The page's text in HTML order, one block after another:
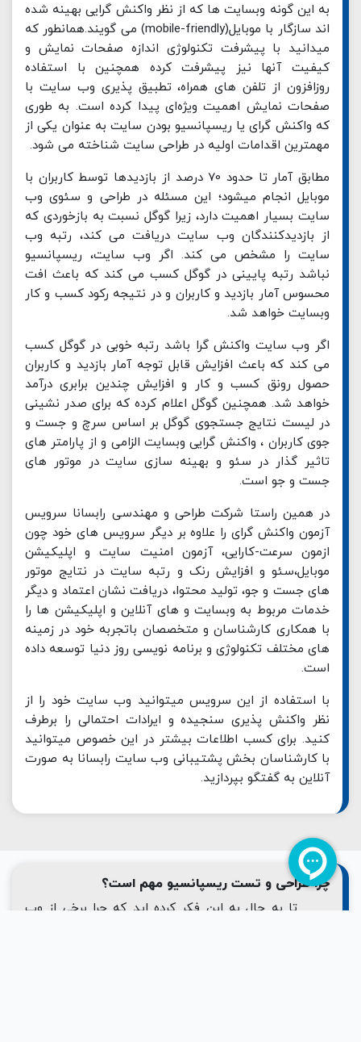
به این گونه وبسایت ها که از نظر واکنش گرایی بهینه شده
اند سازگار با موبایل(mobile-friendly) می گویند.همانطور که
میدانید با پیشرفت تکنولوژی اندازه صفحات نمایش و
کیفیت آنها نیز پیشرفت کرده همچنین با استفاده
روزافزون از تلفن های همراه، تطبیق پذیری وب سایت با
صفحات نمایش اهمیت ویژه‌ای پیدا کرده است. به طوری
که واکنش گرای یا ریسپانسیو بودن سایت به عنوان یکی از
مهمترین اقدامات اولیه در طراحی سایت شناخته می شود.
مطابق آمار تا حدود 70 درصد از بازدیدها توسط کاربران با
موبایل انجام میشود؛ این مسئله در طراحی و سئوی وب
سایت بسیار اهمیت دارد، زیرا گوگل نسبت به بازخوردی که
از بازدیدکنندگان وب سایت دریافت می کند، رتبه وب
سایت را مشخص می کند. اگر وب سایت، ریسپانسیو
نباشد رتبه پایینی در گوگل کسب می کند که باعث افت
محسوس آمار بازدید و کاربران و در نتیجه رکود کسب و کار
وبسایت خواهد شد.
اگر وب سایت واکنش گرا باشد رتبه خوبی در گوگل کسب
می کند که باعث افزایش قابل توجه آمار بازدید و کاربران
حصول رونق کسب و کار و افزایش چندین برابری درآمد
خواهد شد. همچنین گوگل اعلام کرده که برای صدر نشینی
در لیست نتایج جستجوی گوگل بر اساس سرچ و جست و
جوی کاربران ، واکنش گرایی وبسایت الزامی و از پارامتر های
تاثیر گذار در سئو و بهینه سازی سایت در موتور های
جست و جو است.
در همین راستا شرکت طراحی و مهندسی رابسانا سرویس
آزمون واکنش گرای را علاوه بر دیگر سرویس های خود چون
ازمون سرعت-کارایی، آزمون امنیت سایت و اپلیکیشن
موبایل،سئو و افزایش رنک و رتبه سایت در نتایج موتور
های جست و جو، تولید محتوا، دریافت نشان اعتماد و دیگر
خدمات مربوط به وبسایت و های آنلاین و اپلیکیشن ها را
با همکاری کارشناسان و متخصصان باتجربه خود در زمینه
های مختلف تکنولوژی و برنامه نویسی روز دنیا توسعه داده
است.
با استفاده از این سرویس میتوانید وب سایت خود را از
نظر واکنش پذیری سنجیده و ایرادات احتمالی را برطرف
کنید. برای کسب اطلاعات بیشتر در این خصوص میتوانید
با کارشناسان بخش پشتیبانی وب سایت رابسانا به صورت
آنلاین به گفتگو بپردازید.
چرا طراحی و تست ریسپانسیو مهم است؟
تا به حال به این فکر کرده اید که چرا برخی از وب